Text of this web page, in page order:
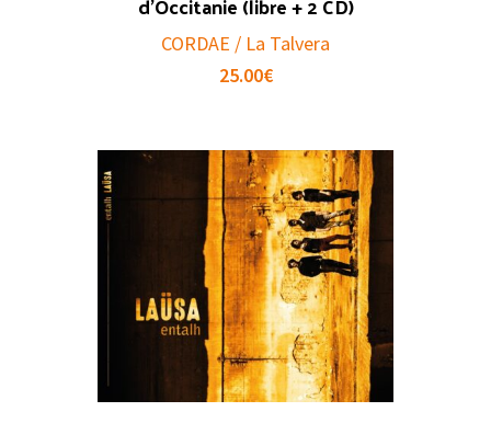
CORDAE / La Talvera
25.00€